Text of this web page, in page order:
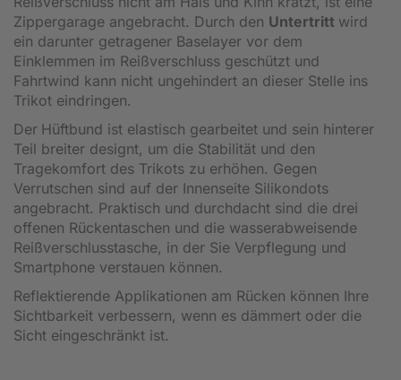
Zippergarage angebracht. Durch den Untertritt wird
ein darunter getragener Baselayer vor dem
Einklemmen im Reißverschluss geschützt und
Fahrtwind kann nicht ungehindert an dieser Stelle ins
Trikot eindringen.
Der Hüftbund ist elastisch gearbeitet und sein hinterer
Teil breiter designt, um die Stabilität und den
Tragekomfort des Trikots zu erhöhen. Gegen
Verrutschen sind auf der Innenseite Silikondots
angebracht. Praktisch und durchdacht sind die drei
offenen Rückentaschen und die wasserabweisende
Reißverschlusstasche, in der Sie Verpflegung und
Smartphone verstauen können.
Reflektierende Applikationen am Rücken können Ihre
Sichtbarkeit verbessern, wenn es dämmert oder die
Sicht eingeschränkt ist.